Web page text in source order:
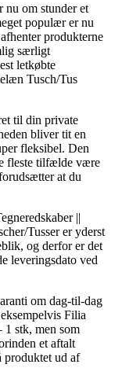
nu om stunder et
populær er nu
produkterne
særligt
letkøbte
Tusch/Tus
til din private
bliver tit en
fleksibel. Den
fleste tilfælde være
at du
||
Tusser er yderst
og derfor er det
leveringsdato ved
om dag-til-dag
Filia
1 stk, men som
et aftalt
produktet ud af